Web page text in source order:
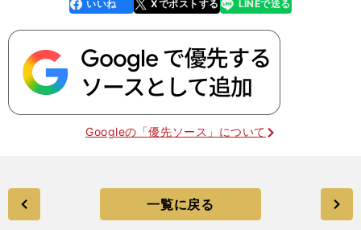
faceboo
k
いいね Xでポストする
line LINEで送る
Googleの「優先ソース」について
一覧に戻る